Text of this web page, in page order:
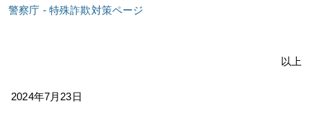
警察庁 - 特殊詐欺対策ページ
以上
2024年7月23日